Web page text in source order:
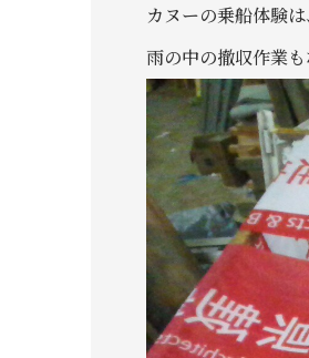
カヌーの乗船体験
雨の中の撤収作業